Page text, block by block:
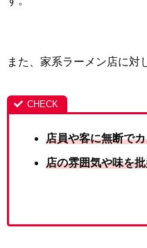
また、家系ラーメン店に対
店員や客に無断で
店の雰囲気や味を